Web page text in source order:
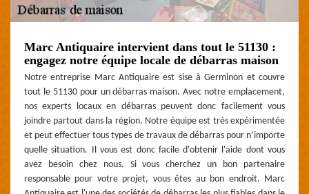
Marc Antiquaire intervient dans tout le 51130 :
engagez notre équipe locale de débarras maison
Notre entreprise Marc Antiquaire est sise à Germinon et couvre
tout le 51130 pour un débarras maison. Avec notre emplacement,
nos experts locaux en débarras peuvent donc facilement vous
joindre partout dans la région. Notre équipe est très expérimentée
et peut effectuer tous types de travaux de débarras pour n’importe
quelle situation. Il vous est donc facile d'obtenir l'aide dont vous
avez besoin chez nous. Si vous cherchez un bon partenaire
responsable pour votre projet, vous êtes au bon endroit. Marc